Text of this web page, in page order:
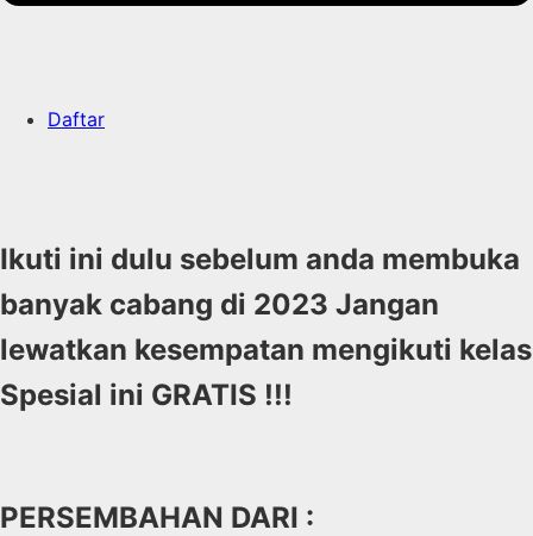
Daftar
Ikuti ini dulu sebelum anda membuka
banyak cabang di 2023 Jangan
lewatkan kesempatan mengikuti kelas
Spesial ini GRATIS !!!
PERSEMBAHAN DARI :